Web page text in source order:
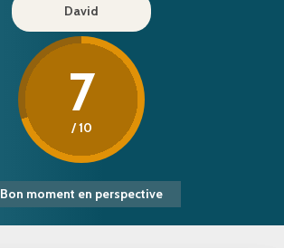
David
7
/ 10
Bon moment en perspective